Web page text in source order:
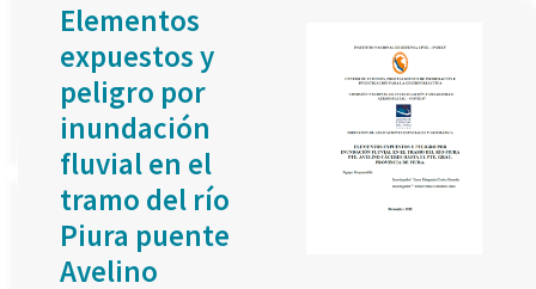
Elementos
expuestos y
peligro por
inundación
fluvial en el
tramo del río
Piura puente
Avelino